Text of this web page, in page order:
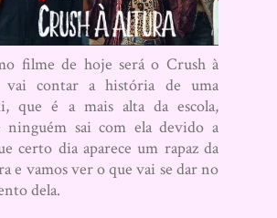
filme de hoje será o Crush à
vai contar a história de uma
que é a mais alta da escola,
ninguém sai com ela devido a
certo dia aparece um rapaz da
e vamos ver o que vai se dar no
dela.